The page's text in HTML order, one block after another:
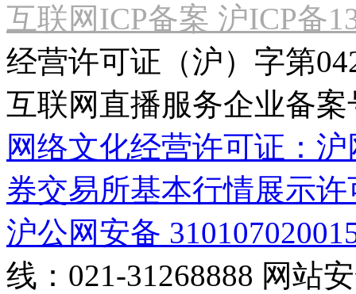
互联网ICP备案 沪ICP备
经营许可证（沪）字第
互联网直播服务企业备案
网络文化经营许可证：
券交易所基本行情展示许
沪公网安备
线：021-31268888 网站